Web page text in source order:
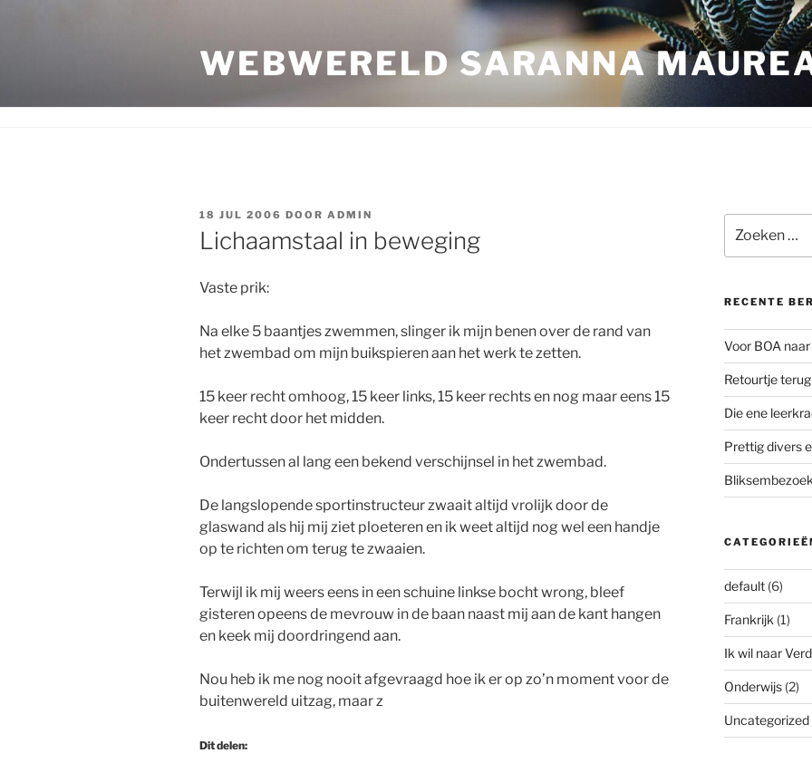
WEBWERELD SARANNA
GEPLAATST
OP
18 JUL 2006 DOOR ADMIN
Lichaamstaal in beweging
Vaste prik:
Na elke 5 baantjes zwemmen, slinger ik mijn benen over de rand van
het zwembad om mijn buikspieren aan het werk te zetten.
15 keer recht omhoog, 15 keer links, 15 keer rechts en nog maar eens 15
keer recht door het midden.
Ondertussen al lang een bekend verschijnsel in het zwembad.
De langslopende sportinstructeur zwaait altijd vrolijk door de
glaswand als hij mij ziet ploeteren en ik weet altijd nog wel een handje
op te richten om terug te zwaaien.
Terwijl ik mij weers eens in een schuine linkse bocht wrong, bleef
gisteren opeens de mevrouw in de baan naast mij aan de kant hangen
en keek mij doordringend aan.
Nou heb ik me nog nooit afgevraagd hoe ik er op zo’n moment voor de
buitenwereld uitzag, maar z
Dit delen:
naar:
RECENTE
Voor BOA
Retourtje
Die ene
Prettig divers
default(6)
Frankrijk (1)
Ik wil naar
Onderwijs(2)
Uncategorized